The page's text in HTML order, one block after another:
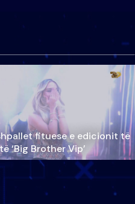
fituese e edicionit të
‘Big Brother Vip’